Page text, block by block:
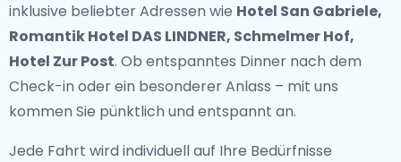
inklusive beliebter Adressen wie Hotel San Gabriele,
Romantik Hotel DAS LINDNER, Schmelmer Hof,
Hotel Zur Post. Ob entspanntes Dinner nach dem
Check-in oder ein besonderer Anlass – mit uns
kommen Sie pünktlich und entspannt an.
Jede Fahrt wird individuell auf Ihre Bedürfnisse